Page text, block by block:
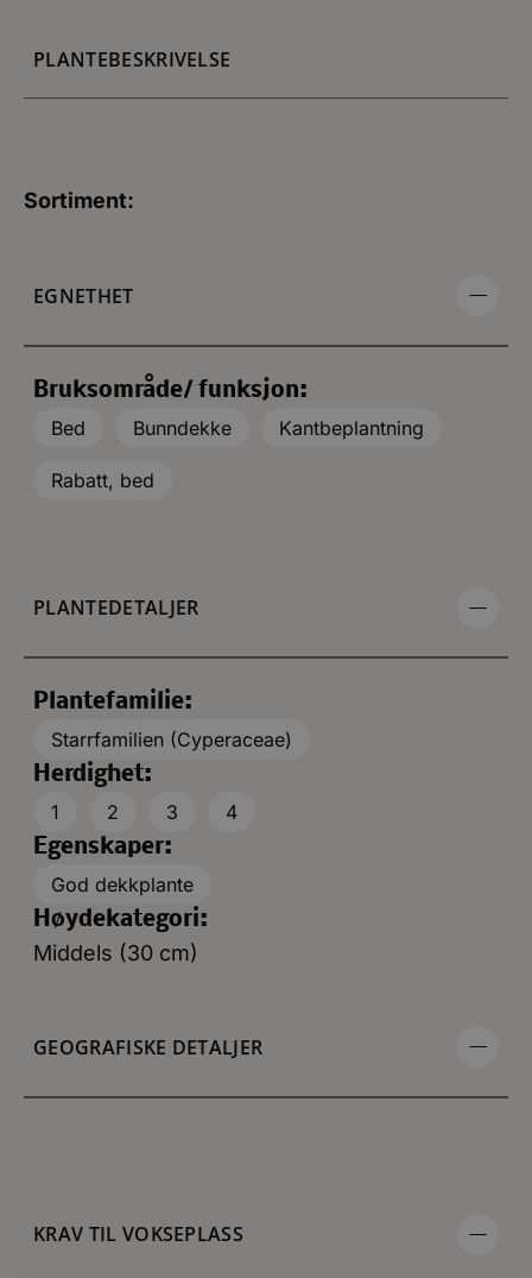
PLANTEBESKRIVELSE
Sortiment:
EGNETHET
Bruksområde/ funksjon:
Bed
Bunndekke Kantbeplantning
Rabatt, bed
PLANTEDETALJER
Plantefamilie:
Starrfamilien (Cyperaceae)
Herdighet:
1
2 3
4
Egenskaper:
God dekkplante
Høydekategori:
Middels (30 cm)
GEOGRAFISKE DETALJER
KRAV TIL VOKSEPLASS